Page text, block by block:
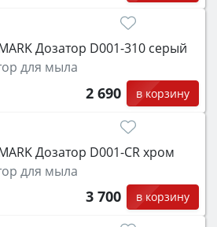
Дозатор D001-310 серый
для мыла
2 690 в корзину
Дозатор D001-CR хром
для мыла
3 700 в корзину